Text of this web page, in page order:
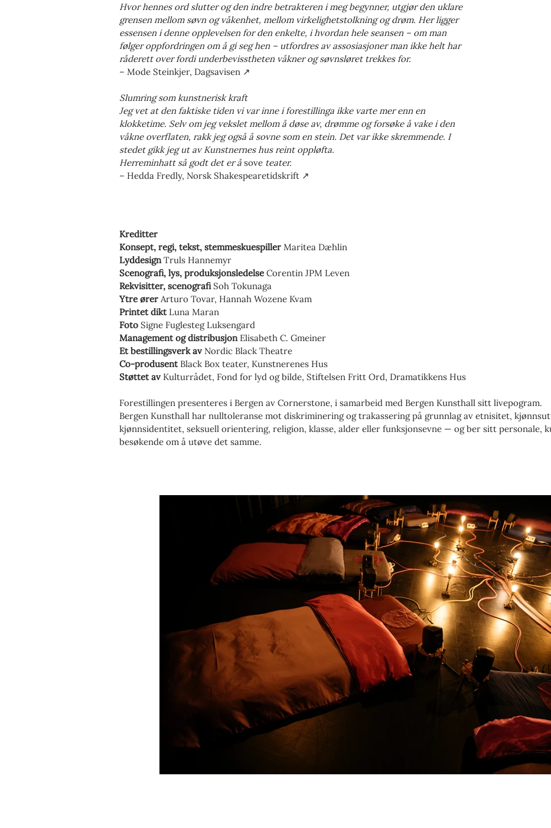
Hvor hennes ord slutter og den indre betrakteren i meg begynner, utgjør den uklare
grensen mellom søvn og våkenhet, mellom virkelighetstolkning og drøm. Her ligger
essensen i denne opplevelsen for den enkelte, i hvordan hele seansen – om man
følger oppfordringen om å gi seg hen – utfordres av assosiasjoner man ikke helt har
råderett over fordi underbevisstheten våkner og søvnsløret trekkes for.
– Mode Steinkjer, Dagsavisen ↗
Slumring som kunstnerisk kraft
Jeg vet at den faktiske tiden vi var inne i forestillinga ikke varte mer enn en
klokketime. Selv om jeg vekslet mellom å døse av, drømme og forsøke å vake i den
våkne overflaten, rakk jeg også å sovne som en stein. Det var ikke skremmende. I
stedet gikk jeg ut av Kunstnernes hus reint oppløfta.
Herreminhatt så godt det er å sove teater.
– Hedda Fredly, Norsk Shakespearetidskrift ↗
Kreditter
Konsept, regi, tekst, stemmeskuespiller Maritea Dæhlin
LyddesignTruls Hannemyr
Scenografi, lys, produksjonsledelse Corentin JPM Leven
Rekvisitter, scenografiSoh Tokunaga
Ytre ører Arturo Tovar, Hannah Wozene Kvam
Printet dikt Luna Maran
Foto Signe Fuglesteg Luksengard
Management og distribusjon Elisabeth C. Gmeiner
Et bestillingsverk av Nordic Black Theatre
Co-produsent Black Box teater, Kunstnerenes Hus
Støttet av Kulturrådet, Fond for lyd og bilde, Stiftelsen Fritt Ord, Dramatikkens Hus
Forestillingen presenteres i Bergen av Cornerstone, i samarbeid med Bergen Kunsthall sitt livepogram.
Bergen Kunsthall har nulltoleranse mot diskriminering og trakassering på grunnlag av etnisitet,
kjønnsidentitet, seksuell orientering, religion, klasse, alder eller funksjonsevne — og ber sitt personale,
besøkende om å utøve det samme.